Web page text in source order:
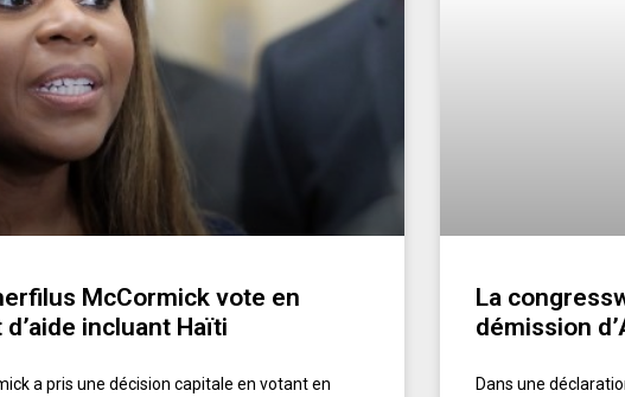
McCormick vote en
incluant Haïti
a pris une décision capitale en votant en
La
démission
Dans une